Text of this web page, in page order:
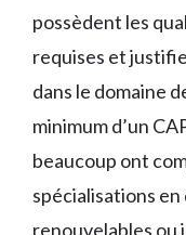
possèdent les
requises et
dans le domaine
minimum d’un
beaucoup ont
spécialisations
renouvelables ou